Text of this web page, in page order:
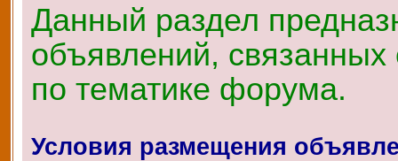
Данный раздел
объявлений,
по тематике форума.
Условия размещения